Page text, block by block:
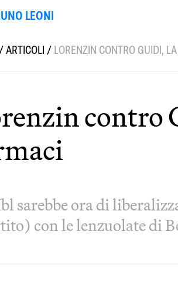
LEONI
ARTICOLI/LORENZIN CONTRO GUIDI,
contro
sarebbe ora di
con le lenzuolate di